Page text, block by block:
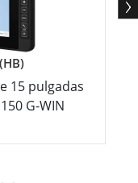
15 pulgadas
G-WIN